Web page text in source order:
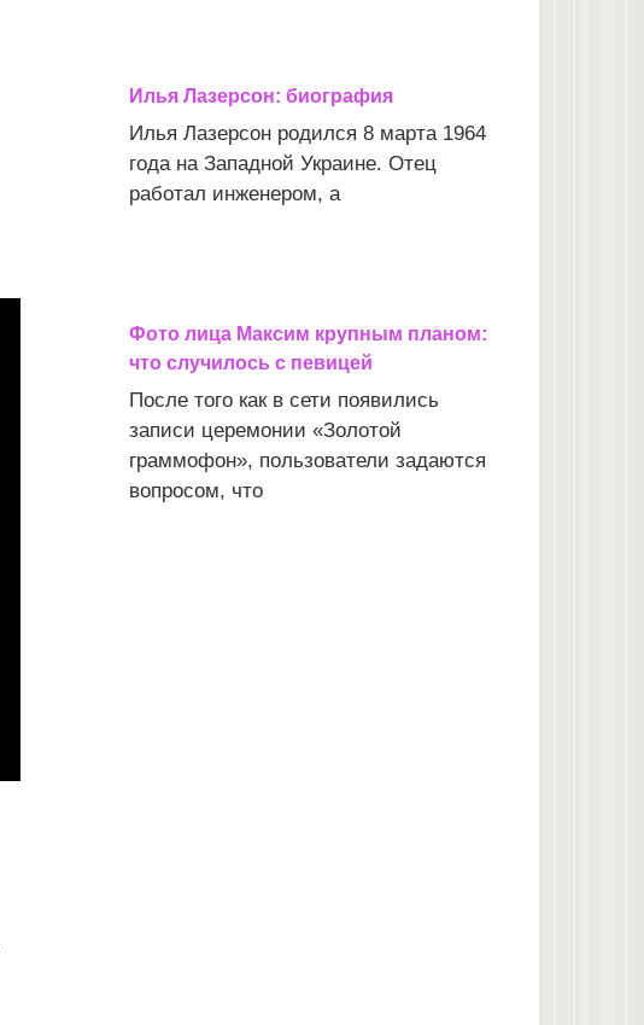
Илья Лазерсон: биография
Илья Лазерсон родился 8 марта 1964
года на Западной Украине. Отец
работал инженером, а
Фото лица Максим крупным планом:
что случилось с певицей
После того как в сети появились
записи церемонии «Золотой
граммофон», пользователи задаются
вопросом, что